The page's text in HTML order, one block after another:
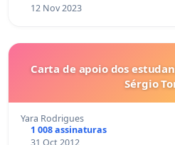
12 Nov 2023
Carta de apoio dos
Sérgio
Yara Rodrigues
1 008 assinaturas
31 Oct 2012